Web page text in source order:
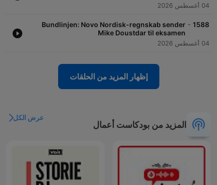
04 أغسطس 2026
1588
-
Bundlinjen: Novo Nordisk-regnskab sender
Mike Doustdar til eksamen
04 أغسطس 2026
إظهار المزيد من الحلقات
المزيد من بودكاست أعمال
عرض الكل